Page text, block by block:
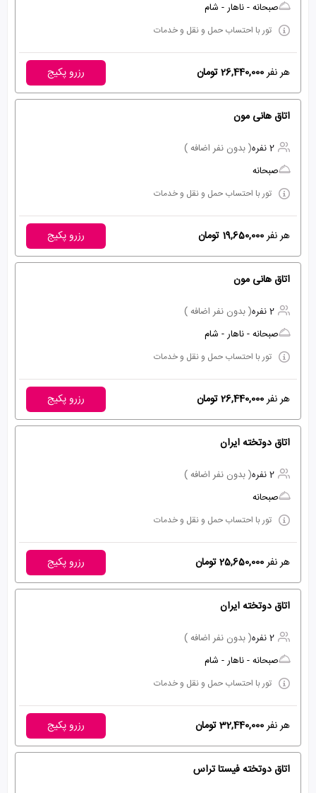
صبحانه - ناهار - شام
تور با احتساب حمل و نقل و خدمات
هر نفر26,440,000 تومان رزرو پکیج
اتاق هانی مون
2 نفره
( بدون نفر اضافه )
صبحانه
تور با احتساب حمل و نقل و خدمات
هر نفر19,650,000 تومان رزرو پکیج
اتاق هانی مون
2 نفره
( بدون نفر اضافه )
صبحانه - ناهار - شام
تور با احتساب حمل و نقل و خدمات
هر نفر26,440,000 تومان رزرو پکیج
اتاق دوتخته ایران
2 نفره
( بدون نفر اضافه )
صبحانه
تور با احتساب حمل و نقل و خدمات
هر نفر25,650,000 تومان رزرو پکیج
اتاق دوتخته ایران
2 نفره
( بدون نفر اضافه )
صبحانه - ناهار - شام
تور با احتساب حمل و نقل و خدمات
هر نفر32,440,000 تومان رزرو پکیج
اتاق دوتخته فیستا تراس